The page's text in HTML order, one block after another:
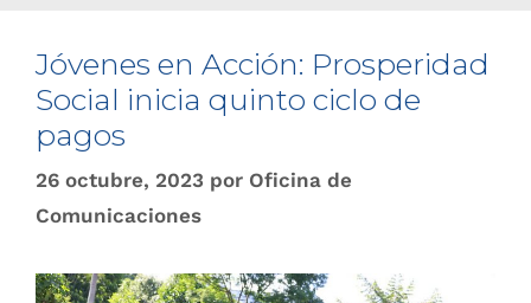
Jóvenes en Acción: Prosperidad
Social inicia quinto ciclo de
pagos
26 octubre, 2023 por Oficina de
Comunicaciones